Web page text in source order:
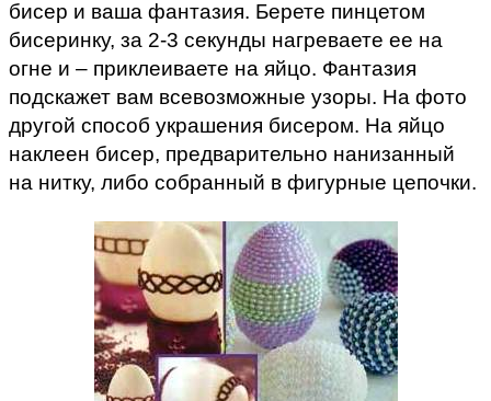
бисер и ваша фантазия. Берете пинцетом
бисеринку, за 2-3 секунды нагреваете ее на
огне и – приклеиваете на яйцо. Фантазия
подскажет вам всевозможные узоры. На фото
другой способ украшения бисером. На яйцо
наклеен бисер, предварительно нанизанный
на нитку, либо собранный в фигурные цепочки.